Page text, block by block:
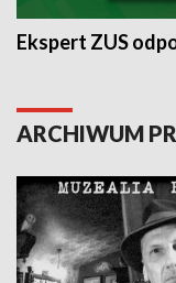
Ekspert ZUS
ARCHIWUM